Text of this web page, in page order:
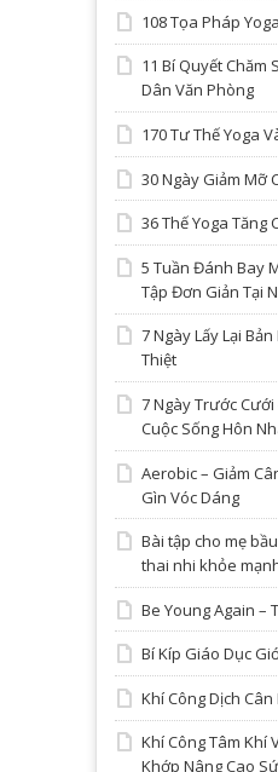
108 Tọa Pháp
11 Bí Quyết Chăm
Dân Văn Phòng
170 Tư Thế Yoga
30 Ngày Giảm Mỡ
36 Thế Yoga Tăng
5 Tuần Đánh Bay
Tập Đơn Giản Tại
7 Ngày Lấy Lại
Thiệt
7 Ngày Trước
Cuộc Sống Hôn
Aerobic – Giảm
Gìn Vóc Dáng
Bài tập cho mẹ
thai nhi khỏe
Be Young Again –
Bí Kíp Giáo Dục
Khí Công Dịch
Khí Công Tâm Khí
Khớp Nâng Cao